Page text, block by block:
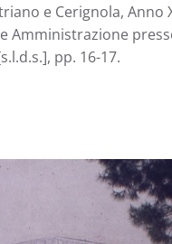
e Cerignola, Anno
Amministrazione
pp. 16-17.